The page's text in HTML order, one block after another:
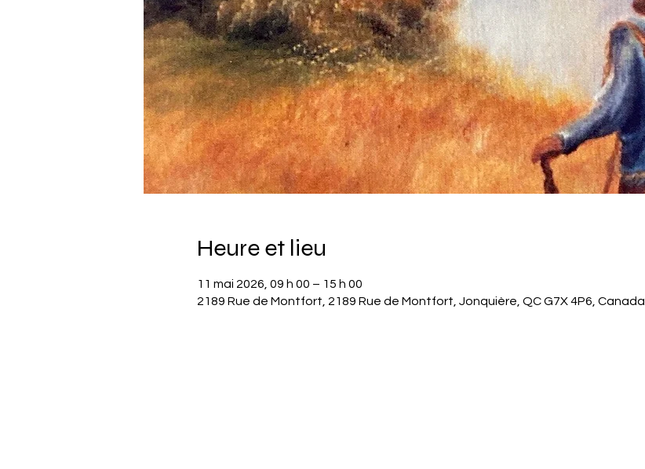
Heure et lieu
11 mai 2026, 09 h 00 – 15 h 00
2189 Rue de Montfort, 2189 Rue de Montfort, Jonquière, QC G7X 4P6, Canada